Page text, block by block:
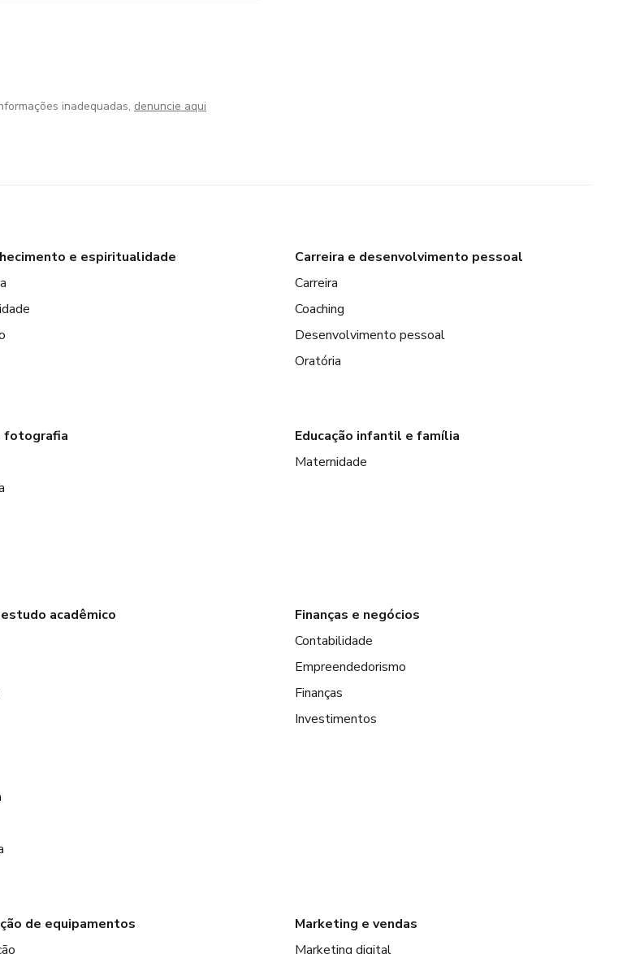
inadequadas, denuncie aqui
e espiritualidade
Carreira e desenvolvimento pessoal
Carreira
Coaching
Desenvolvimento pessoal
Oratória
fotografia
Educação infantil e família
Maternidade
acadêmico
Finanças e negócios
Contabilidade
Empreendedorismo
Finanças
Investimentos
de equipamentos
Marketing e vendas
Marketing digital